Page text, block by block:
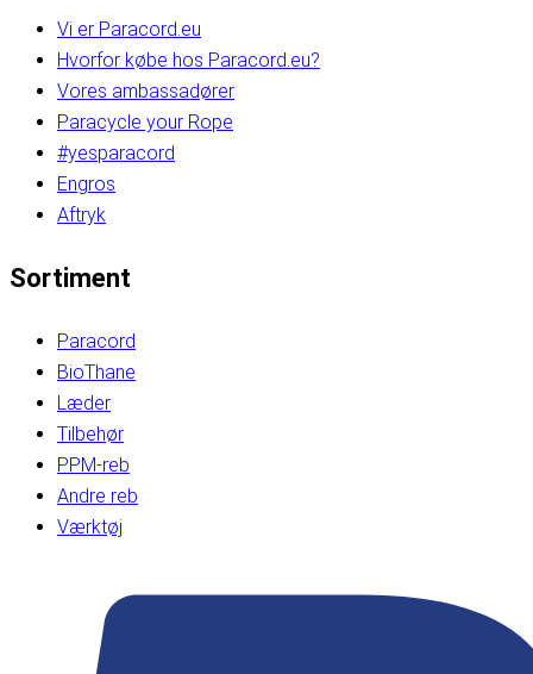
Vi er Paracord.eu
Hvorfor købe hos Paracord.eu?
Vores ambassadører
Paracycle your Rope
#yesparacord
Engros
Aftryk
Sortiment
Paracord
BioThane
Læder
Tilbehør
PPM-reb
Andre reb
Værktøj